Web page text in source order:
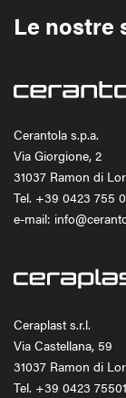
Le nostre
Cerantola s.p.a.
Via Giorgione, 2
31037 Ramon di
Tel. +39 0423 755
e-mail:
Ceraplast s.r.l.
Via Castellana, 59
31037 Ramon di
Tel. +39 0423